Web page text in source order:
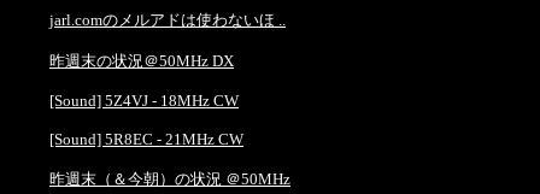
jarl.comのメルアドは使わないほ ..
昨週末の状況＠50MHz DX
[Sound] 5Z4VJ - 18MHz CW
[Sound] 5R8EC - 21MHz CW
昨週末（＆今朝）の状況 ＠50MHz